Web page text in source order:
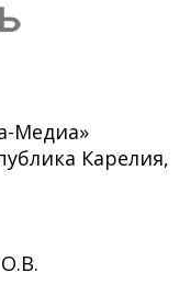
Медиа»
Карелия,